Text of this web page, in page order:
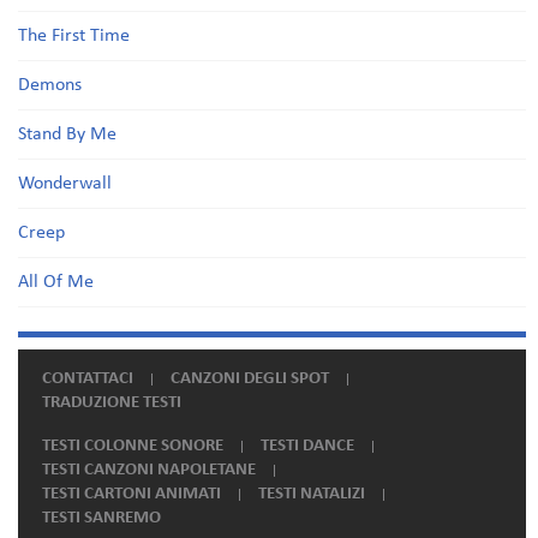
The First Time
Demons
Stand By Me
Wonderwall
Creep
All Of Me
CONTATTACI
CANZONI DEGLI SPOT
TRADUZIONE TESTI
TESTI COLONNE SONORE
TESTI DANCE
TESTI CANZONI NAPOLETANE
TESTI CARTONI ANIMATI
TESTI NATALIZI
TESTI SANREMO